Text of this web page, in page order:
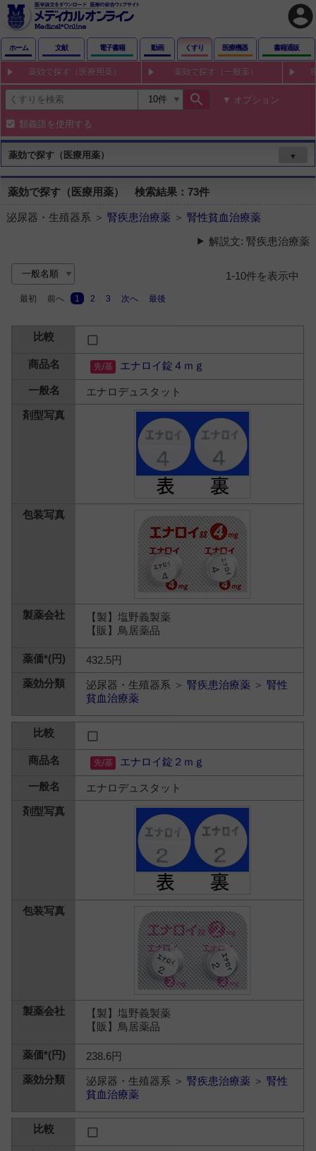
account_circle
ホーム 文献 電子書籍 動画 くすり 医療機器 書籍通販
薬効で探す（医療用薬） 薬効で探す（一般薬）
search オプション
類義語を使用する
薬効で探す（医療用薬） ▼
薬効で探す（医療用薬） 検索結果：73件
泌尿器・生殖器系 ＞ 腎疾患治療薬 ＞ 腎性貧血治療薬
解説文: 腎疾患治療薬
1-10件を表示中
最初 前へ 1 2 3 次へ 最後
エナロイ錠４ｍｇ
エナロデュスタット
【製】塩野義製薬
【販】鳥居薬品
432.5円
泌尿器・生殖器系 ＞腎疾患治療薬 ＞腎性
貧血治療薬
エナロイ錠２ｍｇ
エナロデュスタット
【製】塩野義製薬
【販】鳥居薬品
238.6円
泌尿器・生殖器系 ＞腎疾患治療薬 ＞腎性
貧血治療薬